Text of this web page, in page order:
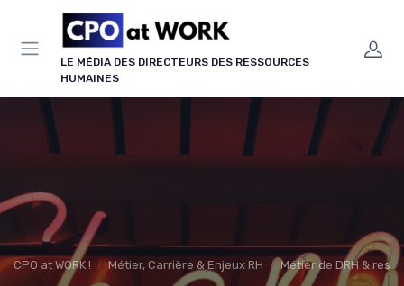
LE MÉDIA DES DIRECTEURS DES RESSOURCES
HUMAINES
CPO at WORK ! Métier, Carrière & Enjeux RH Métier de DRH &
Panneau de gestion des cookies